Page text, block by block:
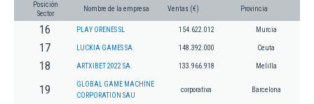
Posición
Sector
Nombre de la empresa Ventas (€) Provincia
16 PLAY ORENES SL 154.622.012 Murcia
17 LUCKIA GAMES SA. 148.392.000 Ceuta
18 ARTXIBET 2022 SA. 133.966.918 Melilla
19
GLOBAL GAME MACHINE
CORPORATION SAU
corporativa Barcelona